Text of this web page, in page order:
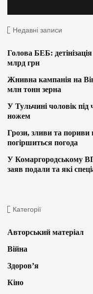
Недавні записи
Голова БЕБ:
млрд грн
Жнивна кампанія на
млн тонн зерна
У Тульчині чоловік
ножем
Грози, зливи та пориви
погіршиться погода
У Комаргородському
заяв подали та які
Категорії
Авторський матеріал
Війна
Здоров’я
Кіно